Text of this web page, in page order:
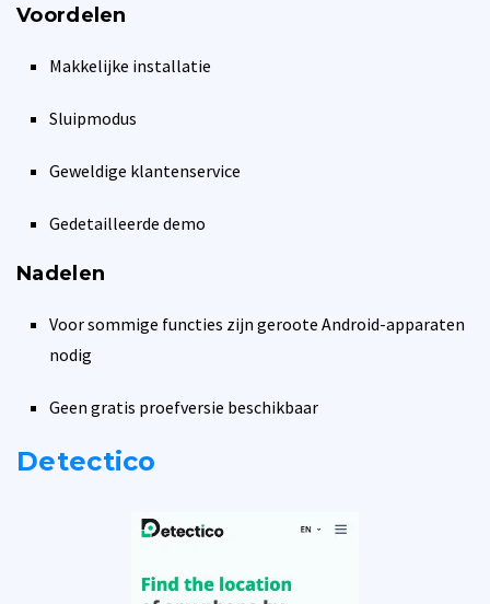
Voordelen
Makkelijke installatie
Sluipmodus
Geweldige klantenservice
Gedetailleerde demo
Nadelen
Voor sommige functies zijn geroote Android-apparaten
nodig
Geen gratis proefversie beschikbaar
Detectico